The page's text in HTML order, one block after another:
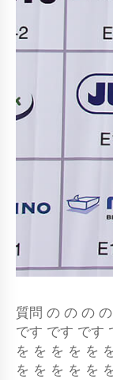
質問 の の の
です です です
を を を を を
を を を を を